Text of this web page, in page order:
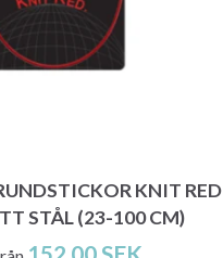
KNIT RED
STÅL (23-100 CM)